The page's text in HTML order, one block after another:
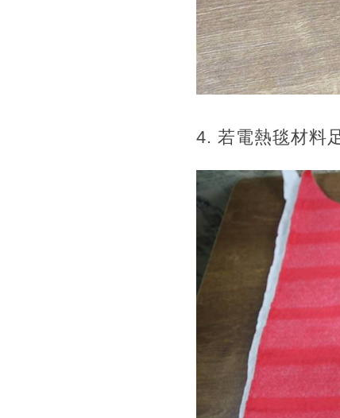
4. 若電熱毯材料